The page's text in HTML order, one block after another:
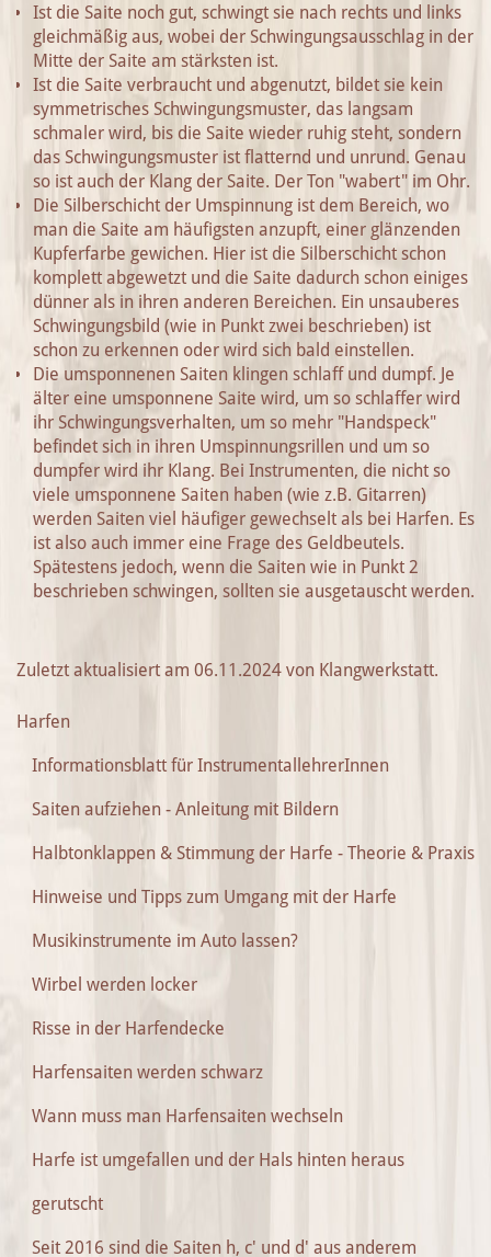
Ist die Saite noch gut, schwingt sie nach rechts und links
gleichmäßig aus, wobei der Schwingungsausschlag in der
Mitte der Saite am stärksten ist.
Ist die Saite verbraucht und abgenutzt, bildet sie kein
symmetrisches Schwingungsmuster, das langsam
schmaler wird, bis die Saite wieder ruhig steht, sondern
das Schwingungsmuster ist flatternd und unrund. Genau
so ist auch der Klang der Saite. Der Ton "wabert" im Ohr.
Die Silberschicht der Umspinnung ist dem Bereich, wo
man die Saite am häufigsten anzupft, einer glänzenden
Kupferfarbe gewichen. Hier ist die Silberschicht schon
komplett abgewetzt und die Saite dadurch schon einiges
dünner als in ihren anderen Bereichen. Ein unsauberes
Schwingungsbild (wie in Punkt zwei beschrieben) ist
schon zu erkennen oder wird sich bald einstellen.
Die umsponnenen Saiten klingen schlaff und dumpf. Je
älter eine umsponnene Saite wird, um so schlaffer wird
ihr Schwingungsverhalten, um so mehr "Handspeck"
befindet sich in ihren Umspinnungsrillen und um so
dumpfer wird ihr Klang. Bei Instrumenten, die nicht so
viele umsponnene Saiten haben (wie z.B. Gitarren)
werden Saiten viel häufiger gewechselt als bei Harfen. Es
ist also auch immer eine Frage des Geldbeutels.
Spätestens jedoch, wenn die Saiten wie in Punkt 2
beschrieben schwingen, sollten sie ausgetauscht werden.
Zuletzt aktualisiert am 06.11.2024 von Klangwerkstatt.
Harfen
Informationsblatt für InstrumentallehrerInnen
Saiten aufziehen - Anleitung mit Bildern
Halbtonklappen & Stimmung der Harfe - Theorie & Praxis
Hinweise und Tipps zum Umgang mit der Harfe
Musikinstrumente im Auto lassen?
Wirbel werden locker
Risse in der Harfendecke
Harfensaiten werden schwarz
Wann muss man Harfensaiten wechseln
Harfe ist umgefallen und der Hals hinten heraus
gerutscht
Seit 2016 sind die Saiten h, c' und d' aus anderem